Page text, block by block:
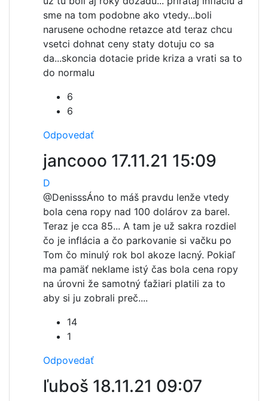
sme na tom podobne ako vtedy...boli
narusene ochodne retazce atd teraz chcu
vsetci dohnat ceny staty dotuju co sa
da...skoncia dotacie pride kriza a vrati sa to
do normalu
6
6
Odpovedať
jancooo 17.11.21 15:09
D
@DenisssÁno to máš pravdu lenže vtedy
bola cena ropy nad 100 dolárov za barel.
Teraz je cca 85... A tam je už sakra rozdiel
čo je inflácia a čo parkovanie si vačku po
Tom čo minulý rok bol akoze lacný. Pokiaľ
ma pamäť neklame istý čas bola cena ropy
na úrovni že samotný ťažiari platili za to
aby si ju zobrali preč....
14
1
Odpovedať
ľuboš 18.11.21 09:07